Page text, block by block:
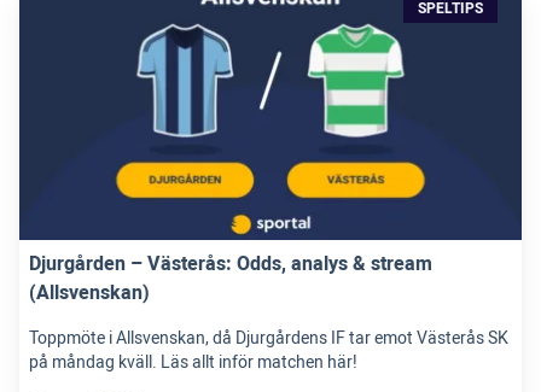
SPELTIPS
Djurgården – Västerås: Odds, analys & stream
(Allsvenskan)
Toppmöte i Allsvenskan, då Djurgårdens IF tar emot Västerås SK
på måndag kväll. Läs allt inför matchen här!